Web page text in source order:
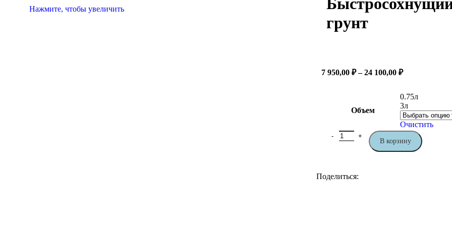
Нажмите, чтобы увеличить
грунт
7 950,00 ₽ – 24 100,00 ₽
Объем
0.75л
3л
Очистить
В корзину
Поделиться: